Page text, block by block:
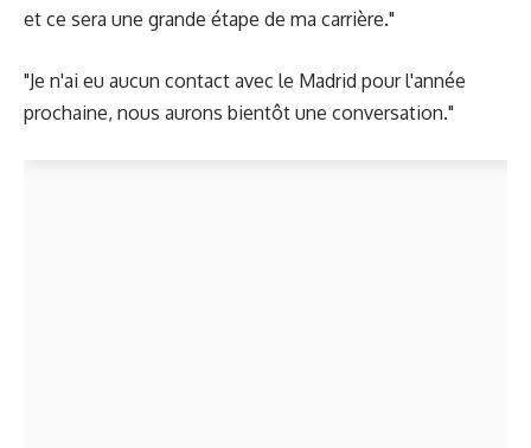
et ce sera une grande étape de ma carrière."
"Je n'ai eu aucun contact avec le Madrid pour l'année
prochaine, nous aurons bientôt une conversation."